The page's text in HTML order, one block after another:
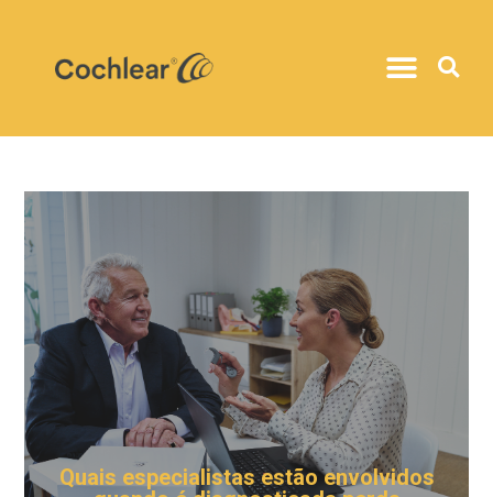
Quais especialistas estão envolvidos